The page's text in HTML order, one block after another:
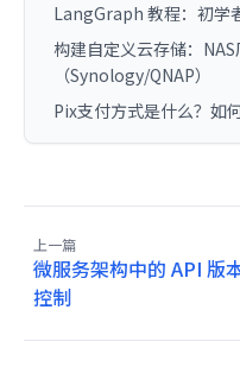
LangGraph 教程：初学
构建自定义云存储：
（Synology/QNAP）
Pix支付方式是什么？如
上一篇
微服务架构中的 API 版
控制